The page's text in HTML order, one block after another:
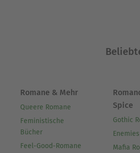
Romane & Mehr
Queere Romane
Feministische
Bücher
Feel-Good-Romane
Spice
Gothic
Mafia